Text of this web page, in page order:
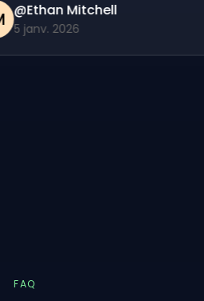
EM @Ethan Mitchell
5 janv. 2026
FAQ